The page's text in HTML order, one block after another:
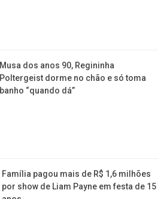
Musa dos anos 90, Regininha
Poltergeist dorme no chão e só toma
banho “quando dá”
Família pagou mais de R$ 1,6 milhões
por show de Liam Payne em festa de 15